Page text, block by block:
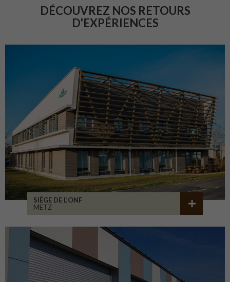
DÉCOUVREZ NOS RETOURS
D'EXPÉRIENCES
SIÈGE DE L’ONF
METZ